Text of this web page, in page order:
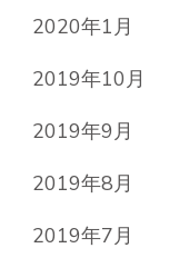
2020年1月
2019年10月
2019年9月
2019年8月
2019年7月